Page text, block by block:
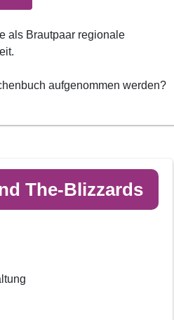
als Brautpaar regionale
aufgenommen werden?
The-Blizzards